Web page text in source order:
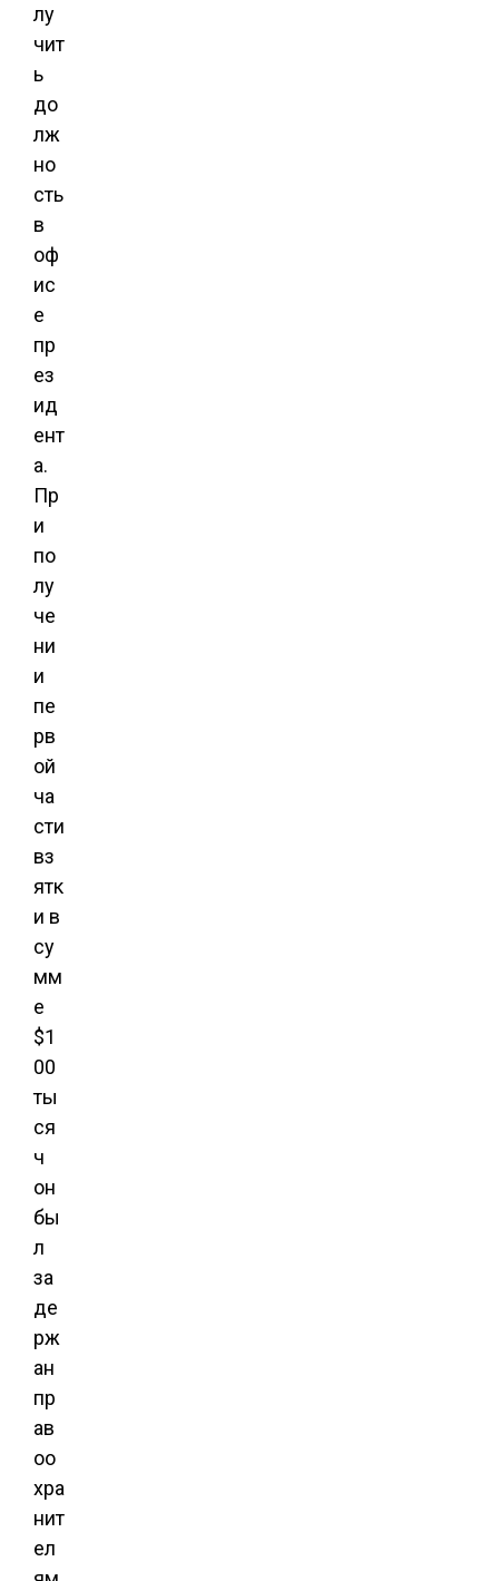
лу
чит
ь
до
лж
но
сть
в
оф
ис
е
пр
ез
ид
ент
а.
Пр
и
по
лу
че
ни
и
пе
рв
ой
ча
сти
вз
ятк
и в
су
мм
е
$1
00
ты
ся
ч
он
бы
л
за
де
рж
ан
пр
ав
оо
хра
нит
ел